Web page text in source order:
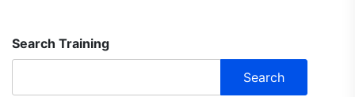
Search Training
Search